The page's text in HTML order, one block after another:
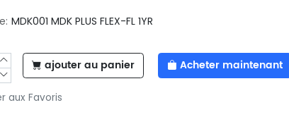
MDK001 MDK PLUS FLEX-FL 1YR
ajouter au panier Acheter maintenant
aux Favoris